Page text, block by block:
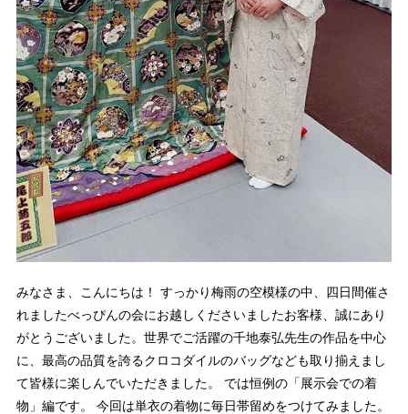
みなさま、こんにちは！ すっかり梅雨の空模様の中、四日間催さ
れましたべっぴんの会にお越しくださいましたお客様、誠にあり
がとうございました。世界でご活躍の千地泰弘先生の作品を中心
に、最高の品質を誇るクロコダイルのバッグなども取り揃えまし
て皆様に楽しんでいただきました。 では恒例の「展示会での着
物」編です。 今回は単衣の着物に毎日帯留めをつけてみました。